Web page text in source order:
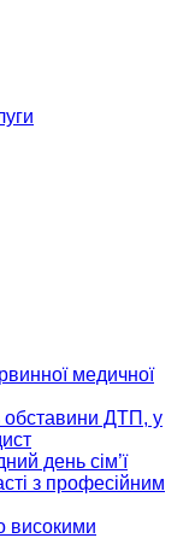
медичної
обставини ДТП, у
день сім’ї
з професійним
високими